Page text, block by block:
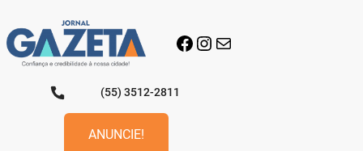
para
o
conteúdo
Facebook
Instagram
E-mail
(55) 3512-2811
ANUNCIE!